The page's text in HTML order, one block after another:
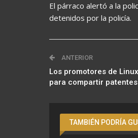
El párraco alertó a la
detenidos por la policía.
ANTERIOR
Los promotores de
para compartir patentes
TAMBIÉN PODRÍA